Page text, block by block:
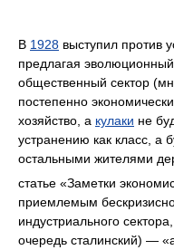
В 1928 выступил против
предлагая
общественный сектор
постепенно
хозяйство, а кулаки не
устранению как класс, а
остальными жителями
статье «Заметки
приемлемым
индустриального
очередь сталинский) —